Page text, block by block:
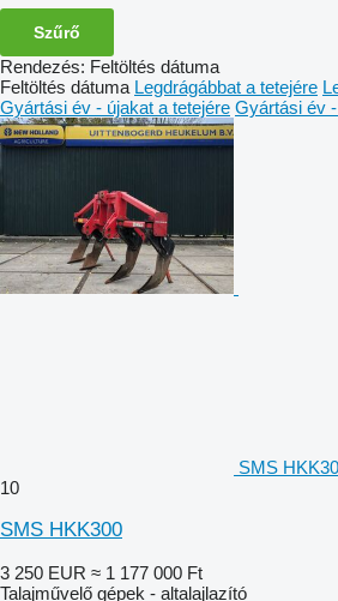
Szűrő
Rendezés: Feltöltés dátuma
Feltöltés dátuma Legdrágábbat a tetejére
Gyártási év - újakat a tetejére Gyártási év
SMS
10
SMS HKK300
3 250 EUR ≈ 1 177 000 Ft
Talajművelő gépek - altalajlazító